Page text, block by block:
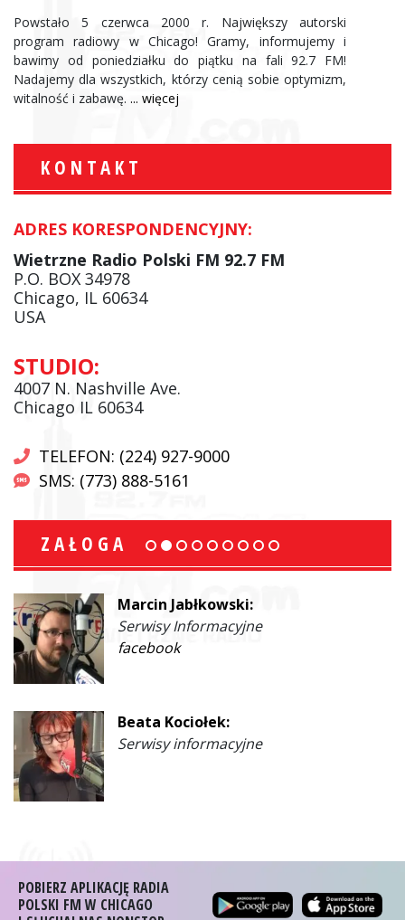
Powstało 5 czerwca 2000 r. Największy autorski
program radiowy w Chicago! Gramy, informujemy i
bawimy od poniedziałku do piątku na fali 92.7 FM!
Nadajemy dla wszystkich, którzy cenią sobie optymizm,
witalność i zabawę. ... więcej
KONTAKT
ADRES KORESPONDENCYJNY:
Wietrzne Radio Polski FM 92.7 FM
P.O. BOX 34978
Chicago, IL 60634
USA
STUDIO:
4007 N. Nashville Ave.
Chicago IL 60634
TELEFON: (224) 927-9000
SMS: (773) 888-5161
ZAŁOGA
Ewa Malinowski:
Współprowadząca
facebook
Janusz Bosowski:
Prezenter
POBIERZ APLIKACJĘ RADIA
POLSKI FM W CHICAGO